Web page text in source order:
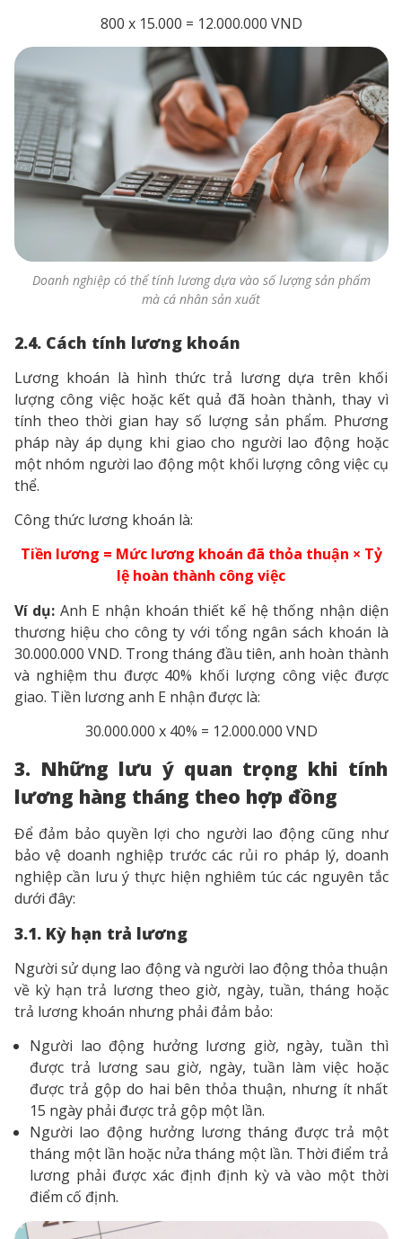
800 x 15.000 = 12.000.000 VND
Doanh nghiệp có thể tính lương dựa vào số lượng sản phẩm
mà cá nhân sản xuất
2.4. Cách tính lương khoán
Lương khoán là hình thức trả lương dựa trên khối
lượng công việc hoặc kết quả đã hoàn thành, thay vì
tính theo thời gian hay số lượng sản phẩm. Phương
pháp này áp dụng khi giao cho người lao động hoặc
một nhóm người lao động một khối lượng công việc cụ
thể.
Công thức lương khoán là:
Tiền lương = Mức lương khoán đã thỏa thuận × Tỷ
lệ hoàn thành công việc
Ví dụ: Anh E nhận khoán thiết kế hệ thống nhận diện
thương hiệu cho công ty với tổng ngân sách khoán là
30.000.000 VND. Trong tháng đầu tiên, anh hoàn thành
và nghiệm thu được 40% khối lượng công việc được
giao. Tiền lương anh E nhận được là:
30.000.000 x 40% = 12.000.000 VND
3. Những lưu ý quan trọng khi tính
lương hàng tháng theo hợp đồng
Để đảm bảo quyền lợi cho người lao động cũng như
bảo vệ doanh nghiệp trước các rủi ro pháp lý, doanh
nghiệp cần lưu ý thực hiện nghiêm túc các nguyên tắc
dưới đây:
3.1. Kỳ hạn trả lương
Người sử dụng lao động và người lao động thỏa thuận
về kỳ hạn trả lương theo giờ, ngày, tuần, tháng hoặc
trả lương khoán nhưng phải đảm bảo:
Người lao động hưởng lương giờ, ngày, tuần thì
được trả lương sau giờ, ngày, tuần làm việc hoặc
được trả gộp do hai bên thỏa thuận, nhưng ít nhất
15 ngày phải được trả gộp một lần.
Người lao động hưởng lương tháng được trả một
tháng một lần hoặc nửa tháng một lần. Thời điểm trả
lương phải được xác định định kỳ và vào một thời
điểm cố định.